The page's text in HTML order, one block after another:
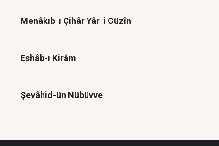
Menâkıb-ı Çihâr Yâr-i Güzîn
Eshâb-ı Kirâm
Şevâhid-ün Nübüvve